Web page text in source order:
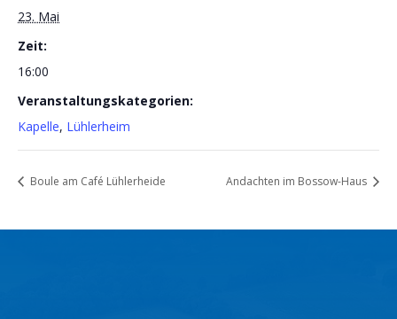
23. Mai
Zeit:
16:00
Veranstaltungskategorien:
Kapelle, Lühlerheim
Boule am Café Lühlerheide Andachten im Bossow-Haus